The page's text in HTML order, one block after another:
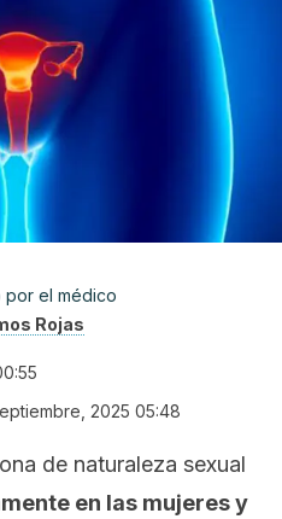
por el médico
Rojas
2025 05:48
de naturaleza sexual
en las mujeres y